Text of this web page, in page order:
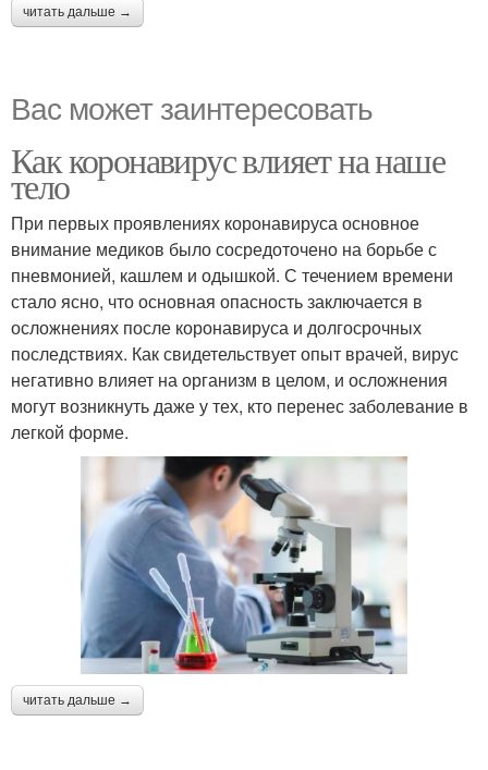
читать дальше →
Вас может заинтересовать
Как коронавирус влияет на наше
тело
При первых проявлениях коронавируса основное
внимание медиков было сосредоточено на борьбе с
пневмонией, кашлем и одышкой. С течением времени
стало ясно, что основная опасность заключается в
осложнениях после коронавируса и долгосрочных
последствиях. Как свидетельствует опыт врачей, вирус
негативно влияет на организм в целом, и осложнения
могут возникнуть даже у тех, кто перенес заболевание в
легкой форме.
читать дальше →